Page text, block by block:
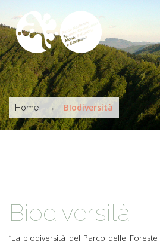
You are here
Home → BIodiversità
Biodiversità
“La biodiversità del Parco delle